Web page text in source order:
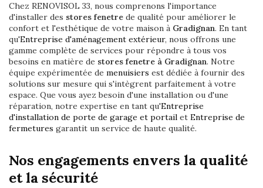
Chez RENOVISOL 33, nous comprenons l'importance
d'installer des stores fenetre de qualité pour améliorer le
confort et l'esthétique de votre maison à Gradignan. En tant
qu'Entreprise d'aménagement extérieur, nous offrons une
gamme complète de services pour répondre à tous vos
besoins en matière de stores fenetre à Gradignan. Notre
équipe expérimentée de menuisiers est dédiée à fournir des
solutions sur mesure qui s'intègrent parfaitement à votre
espace. Que vous ayez besoin d'une installation ou d'une
réparation, notre expertise en tant qu'Entreprise
d'installation de porte de garage et portail et Entreprise de
fermetures garantit un service de haute qualité.
Nos engagements envers la qualité
et la sécurité